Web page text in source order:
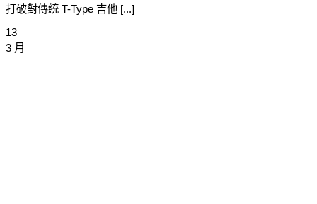
打破對傳統 T-Type 吉他 [...]
13
3 月